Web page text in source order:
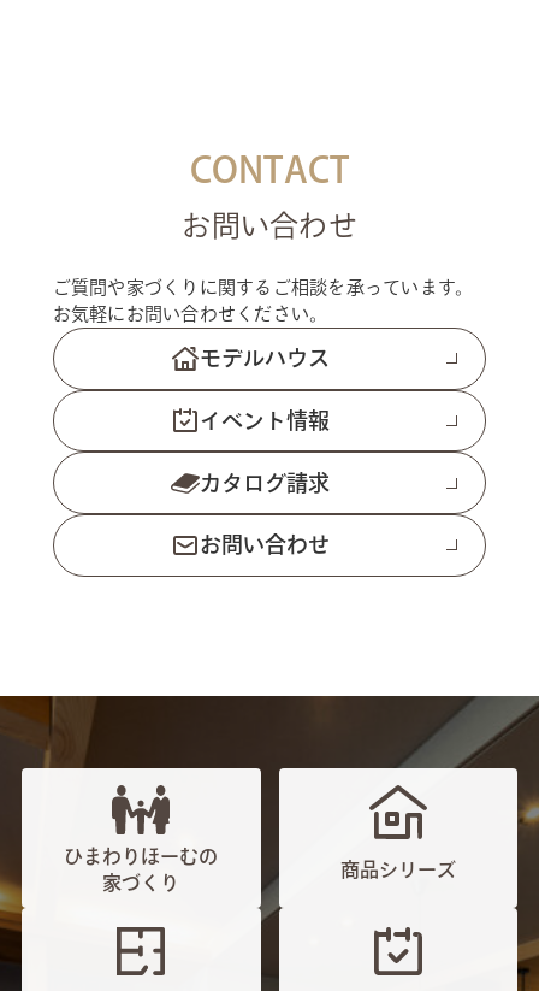
CONTACT
お問い合わせ
ご質問や家づくりに関するご相談を承っています。
お気軽にお問い合わせください。
モデルハウス
イベント情報
カタログ請求
お問い合わせ
ひまわりほーむの
家づくり
商品シリーズ